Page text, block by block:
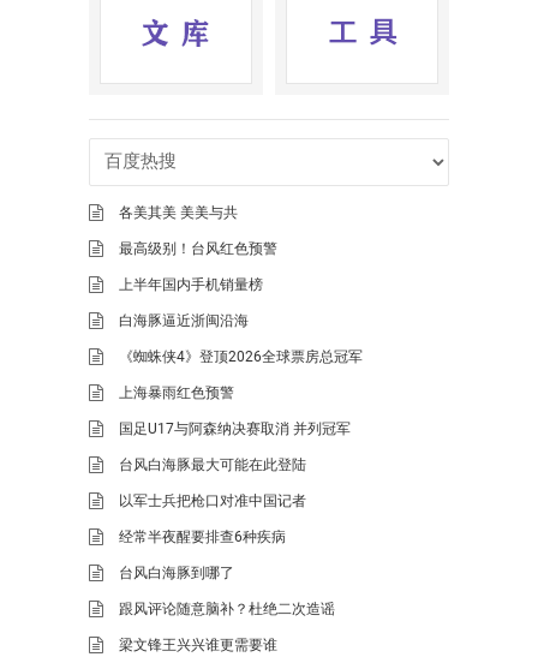
各美其美 美美与共
最高级别！台风红色预警
上半年国内手机销量榜
白海豚逼近浙闽沿海
《蜘蛛侠4》登顶2026全球票房总冠军
上海暴雨红色预警
国足U17与阿森纳决赛取消 并列冠军
台风白海豚最大可能在此登陆
以军士兵把枪口对准中国记者
经常半夜醒要排查6种疾病
台风白海豚到哪了
跟风评论随意脑补？杜绝二次造谣
梁文锋王兴兴谁更需要谁